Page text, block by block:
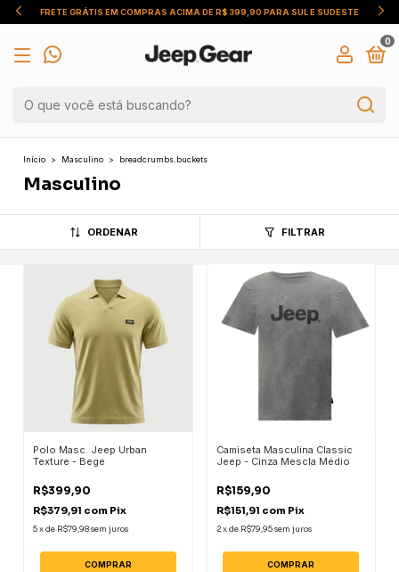
FRETE GRÁTIS EM COMPRAS ACIMA DE R$ 399,90 PARA SUL E SUDESTE
0
Início > Masculino > breadcrumbs.buckets
Masculino
ORDENAR FILTRAR
Polo Masc. Jeep Urban
Texture - Bege
R$399,90
R$379,91 com Pix
5xde R$79,98sem juros
COMPRAR
Camiseta Masculina Classic
Jeep - Cinza Mescla Médio
R$159,90
R$151,91 com Pix
2 xde R$79,95 sem juros
COMPRAR